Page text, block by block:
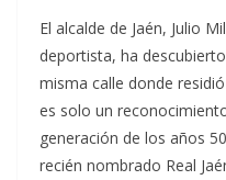
El alcalde de Jaén, Julio
deportista, ha
misma calle donde
es solo un
generación de los años
recién nombrado Real